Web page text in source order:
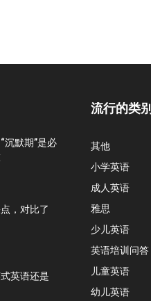
沉默期”是必
，对比了
英语还是
流行的类别
其他
小学英语
成人英语
雅思
少儿英语
英语培训问答
儿童英语
幼儿英语